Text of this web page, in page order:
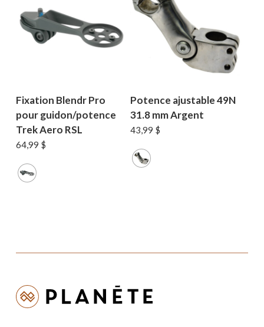
Fixation Blendr Pro
pour guidon/potence
Trek Aero RSL
64,99 $
Potence ajustable 49N
31.8 mm Argent
43,99 $